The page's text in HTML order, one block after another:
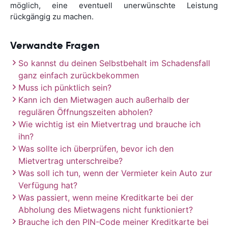
möglich, eine eventuell unerwünschte Leistung
rückgängig zu machen.
Verwandte Fragen
So kannst du deinen Selbstbehalt im Schadensfall
ganz einfach zurückbekommen
Muss ich pünktlich sein?
Kann ich den Mietwagen auch außerhalb der
regulären Öffnungszeiten abholen?
Wie wichtig ist ein Mietvertrag und brauche ich
ihn?
Was sollte ich überprüfen, bevor ich den
Mietvertrag unterschreibe?
Was soll ich tun, wenn der Vermieter kein Auto zur
Verfügung hat?
Was passiert, wenn meine Kreditkarte bei der
Abholung des Mietwagens nicht funktioniert?
Brauche ich den PIN-Code meiner Kreditkarte bei